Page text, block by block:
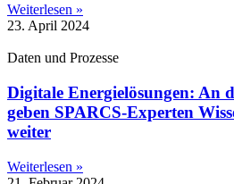
Weiterlesen »
23. April 2024
Daten und Prozesse
Digitale Energielösungen: An
geben SPARCS-Experten
weiter
Weiterlesen »